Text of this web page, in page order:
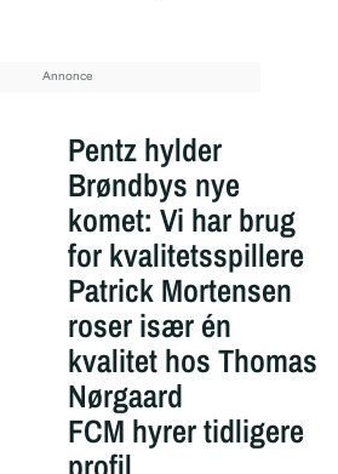
Pentz hylder
Brøndbys nye
komet: Vi har brug
for kvalitetsspillere
Patrick Mortensen
roser især én
kvalitet hos Thomas
Nørgaard
FCM hyrer tidligere